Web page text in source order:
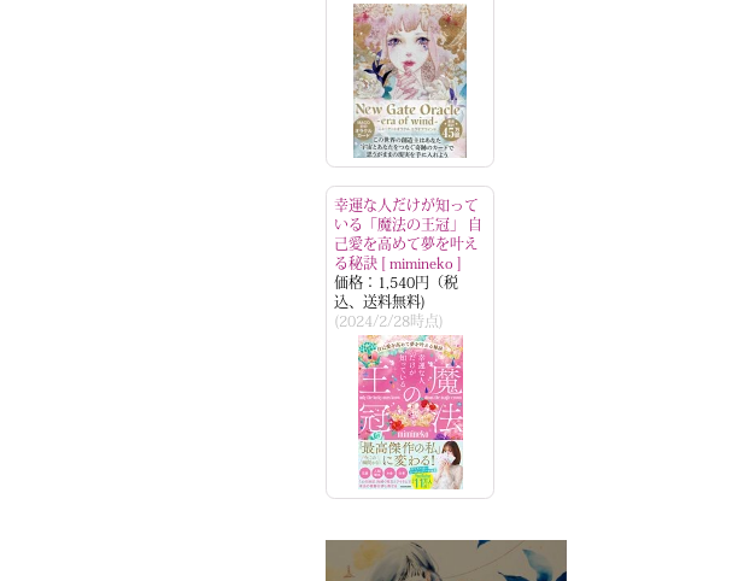
幸運な人だけが知って
いる「魔法の王冠」 自
己愛を高めて夢を叶え
る秘訣 [ mimineko ]
価格：1,540円（税
込、送料無料)
(2024/2/28時点)